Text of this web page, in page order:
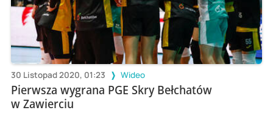
30 Listopad 2020, 01:23 Wideo
Pierwsza wygrana PGE Skry Bełchatów
w Zawierciu